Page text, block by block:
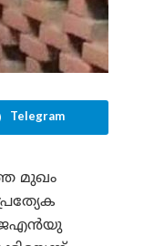
Telegram
മുഖം